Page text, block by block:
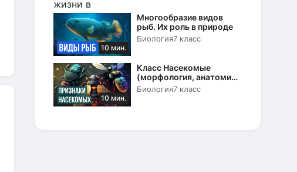
10 мин.
Многообразие видов
рыб. Их роль в природе
Биология7 класс
10 мин.
Класс Насекомые
(морфология, анатомия
и физиология)
Биология7 класс